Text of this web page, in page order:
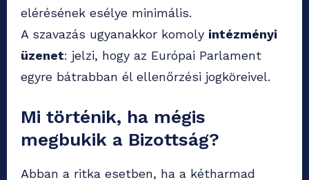
elérésének esélye minimális.
A szavazás ugyanakkor komoly intézményi
üzenet: jelzi, hogy az Európai Parlament
egyre bátrabban él ellenőrzési jogköreivel.
Mi történik, ha mégis
megbukik a Bizottság?
Abban a ritka esetben, ha a kétharmad